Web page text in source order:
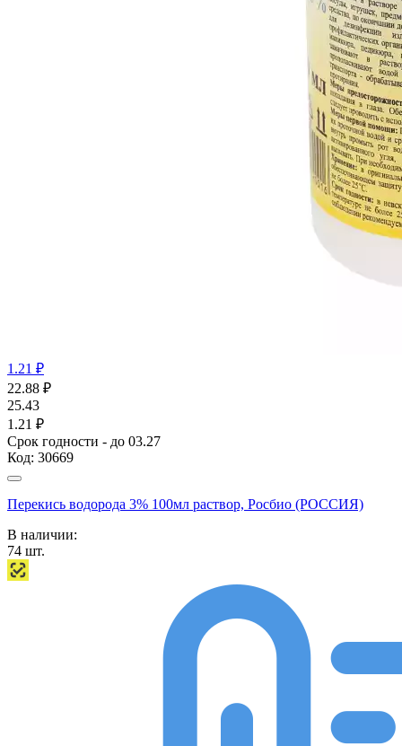
1.21 ₽
22.88 ₽
25.43
1.21 ₽
Срок годности - до 03.27
Код: 30669
Перекись водорода 3% 100мл раствор, Росбио (РОССИЯ)
В наличии:
74 шт.